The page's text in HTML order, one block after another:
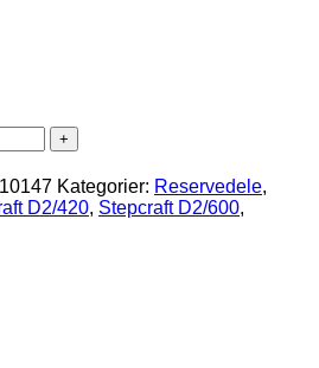
Kategorier: Reservedele,
D2/420, Stepcraft D2/600,